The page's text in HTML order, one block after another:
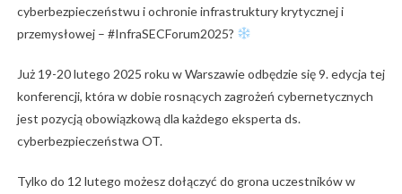
cyberbezpieczeństwu i ochronie infrastruktury krytycznej i
przemysłowej – #InfraSECForum2025?
Już 19-20 lutego 2025 roku w Warszawie odbędzie się 9. edycja tej
konferencji, która w dobie rosnących zagrożeń cybernetycznych
jest pozycją obowiązkową dla każdego eksperta ds.
cyberbezpieczeństwa OT.
Tylko do 12 lutego możesz dołączyć do grona uczestników w